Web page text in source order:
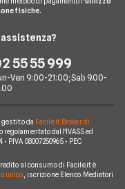
fisiche.
55 55 999
Ven 9:00-21:00; Sab 9.00-
gestito da Facile.it Broker di
dall'IVASS ed
P.IVA 08007250965 • PEC
al consumo di Facile.it è
unico , iscrizione Elenco Mediatori